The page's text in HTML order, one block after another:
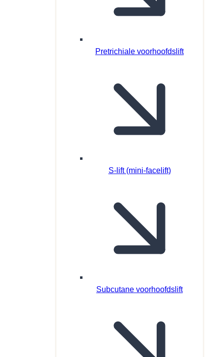
Pretrichiale voorhoofdslift
S-lift (mini-facelift)
Subcutane voorhoofdslift